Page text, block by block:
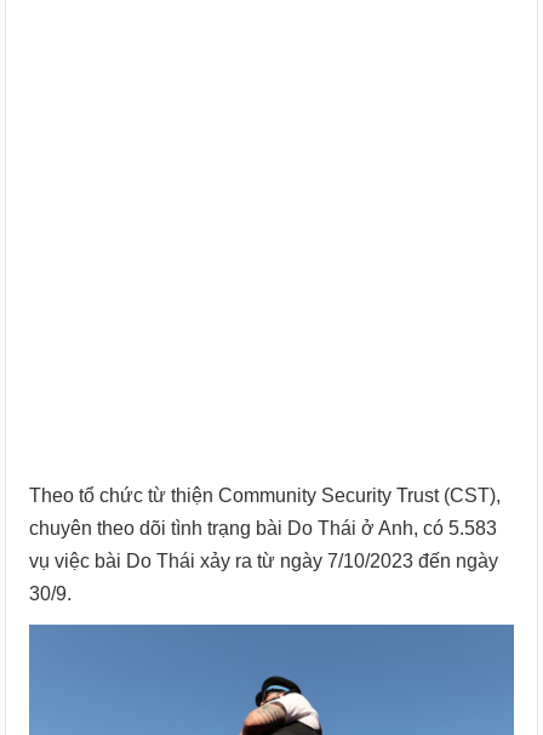
Theo tổ chức từ thiện Community Security Trust (CST),
chuyên theo dõi tình trạng bài Do Thái ở Anh, có 5.583
vụ việc bài Do Thái xảy ra từ ngày 7/10/2023 đến ngày
30/9.